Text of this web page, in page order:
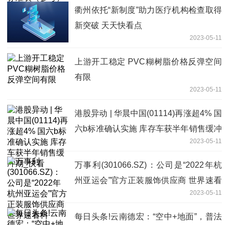
衢州依托“新制度”助力医疗机构检查取得
新突破 天天快看点
2023-05-11
上游开工稳定 PVC糊树脂价格反弹空间
有限
2023-05-11
港股异动 | 华晨中国(01114)再涨超4% 国
六b标准确认实施 库存车获半年销售缓冲
2023-05-11
万事利(301066.SZ)：公司是“2022年杭
州亚运会”官方正装服饰供应商 世界速看
2023-05-11
每日头条!云南德宏：“空中+地面”，普法